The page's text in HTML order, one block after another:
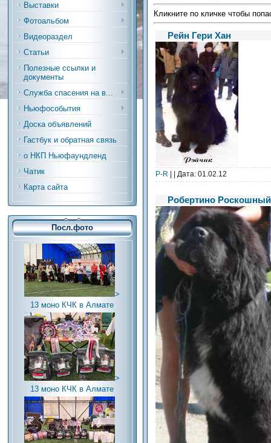
Выставки
Фотоальбом
Видеораздел
Статьи
Полезные ссылки и
документы
Служба спасения на в...
Ньюфособытия
Доска объявлений
Гастбук и обратная связь
о НКП Ньюфаундленд
Чатик
Карта сайта
Посл.фото
>
13 моно КЧК в Алмате
>
13 моно КЧК в Алмате
Кликните по кличке чтобы
Рейн Гери Хан
Р-R | | Дата: 01.02.12
Робертино